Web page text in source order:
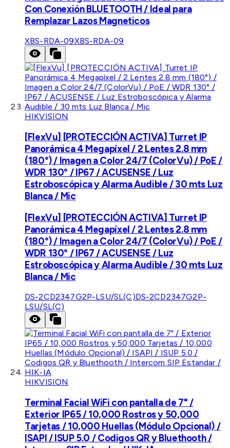
Con Conexión BLUETOOTH / Ideal para
Remplazar Lazos Magneticos
XBS-RDA-09XBS-RDA-09
HIKVISION
[FlexVu] [PROTECCIÓN ACTIVA] Turret IP
Panorámica 4 Megapíxel / 2 Lentes 2.8 mm
(180°) / Imagen a Color 24/7 (ColorVu) / PoE /
WDR 130° / IP67 / ACUSENSE / Luz
Estroboscópica y Alarma Audible / 30 mts Luz
Blanca / Mic
[FlexVu] [PROTECCIÓN ACTIVA] Turret IP
Panorámica 4 Megapíxel / 2 Lentes 2.8 mm
(180°) / Imagen a Color 24/7 (ColorVu) / PoE /
WDR 130° / IP67 / ACUSENSE / Luz
Estroboscópica y Alarma Audible / 30 mts Luz
Blanca / Mic
DS-2CD2347G2P-LSU/SL(C)DS-2CD2347G2P-
LSU/SL(C)
HIKVISION
Terminal Facial WiFi con pantalla de 7" /
Exterior IP65 / 10,000 Rostros y 50,000
Tarjetas / 10,000 Huellas (Módulo Opcional) /
ISAPI / ISUP 5.0 / Codigos QR y Bluethooth /